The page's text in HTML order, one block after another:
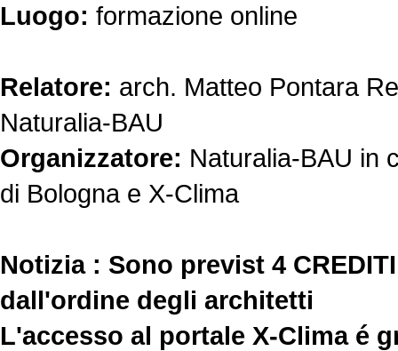
Luogo: formazione online
Relatore: arch. Matteo Pontara
Naturalia-BAU
Organizzatore: Naturalia-BAU in
di Bologna e X-Clima
Notizia : Sono previst 4
dall'ordine degli architetti
L'accesso al portale X-Clima é